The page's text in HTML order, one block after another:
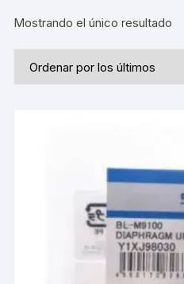
Mostrando el único resultado